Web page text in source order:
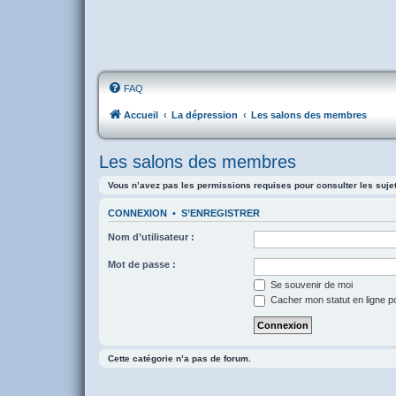
FAQ
Accueil La dépression Les salons des membres
Les salons des membres
Vous n’avez pas les permissions requises pour consulter les
CONNEXION • S’ENREGISTRER
Nom d’utilisateur :
Mot de passe :
Se souvenir de moi
Cacher mon statut en ligne
Cette catégorie n’a pas de forum.